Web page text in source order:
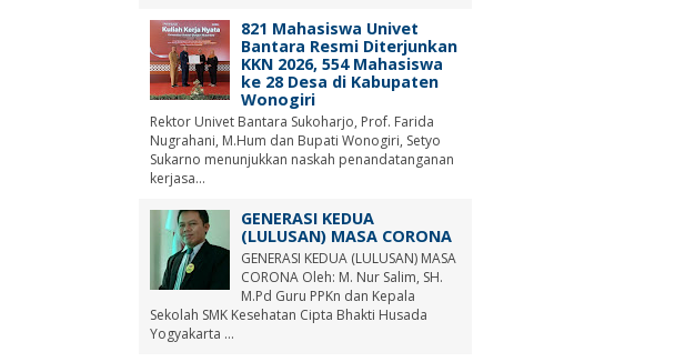
821 Mahasiswa Univet
Bantara Resmi Diterjunkan
KKN 2026, 554 Mahasiswa
ke 28 Desa di Kabupaten
Wonogiri
Rektor Univet Bantara Sukoharjo, Prof. Farida
Nugrahani, M.Hum dan Bupati Wonogiri, Setyo
Sukarno menunjukkan naskah penandatanganan
kerjasa...
GENERASI KEDUA
(LULUSAN) MASA CORONA
GENERASI KEDUA (LULUSAN) MASA
CORONA Oleh: M. Nur Salim, SH.
M.Pd Guru PPKn dan Kepala
Sekolah SMK Kesehatan Cipta Bhakti Husada
Yogyakarta ...